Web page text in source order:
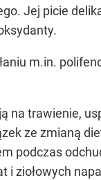
Jej picie
m.in.
na trawienie,
ze zmianą
podczas
i ziołowych